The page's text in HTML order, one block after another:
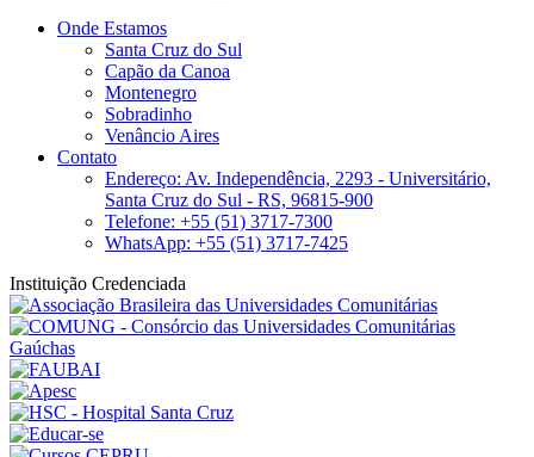
Onde Estamos
Santa Cruz do Sul
Capão da Canoa
Montenegro
Sobradinho
Venâncio Aires
Contato
Endereço: Av. Independência, 2293 - Universitário,
Santa Cruz do Sul - RS, 96815-900
Telefone: +55 (51) 3717-7300
WhatsApp: +55 (51) 3717-7425
Instituição Credenciada